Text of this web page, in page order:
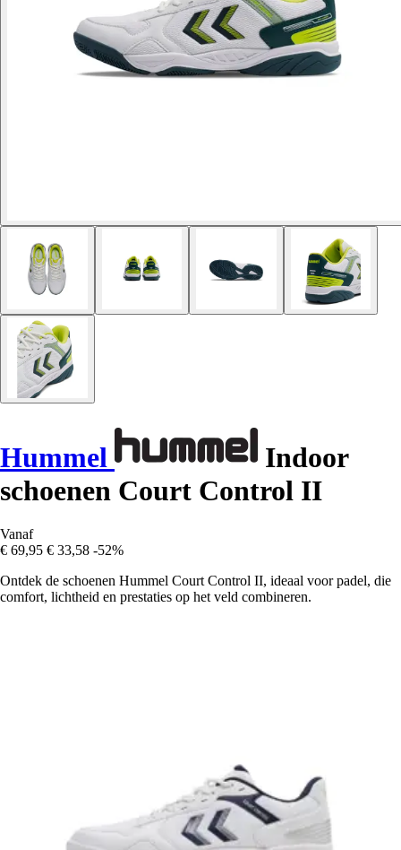
Hummel
Indoor
schoenen Court Control II
Vanaf
€ 69,95 € 33,58 -52%
Ontdek de schoenen Hummel Court Control II, ideaal voor padel, die
comfort, lichtheid en prestaties op het veld combineren.